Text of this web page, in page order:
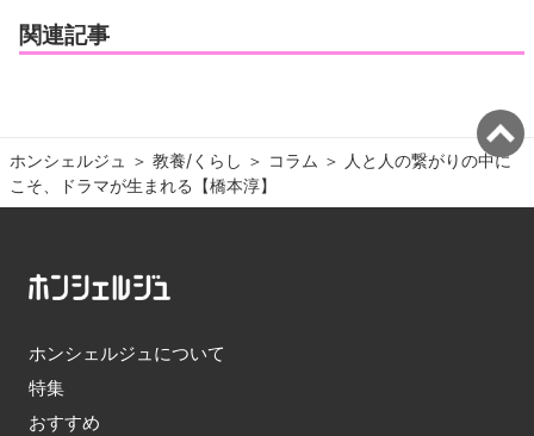
関連記事
ホンシェルジュ ＞ 教養/くらし ＞ コラム ＞ 人と人の繋がりの中に
こそ、ドラマが生まれる【橋本淳】
ホンシェルジュについて
特集
おすすめ